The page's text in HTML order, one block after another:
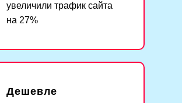
увеличили трафик сайта
на 27%
Дешевле